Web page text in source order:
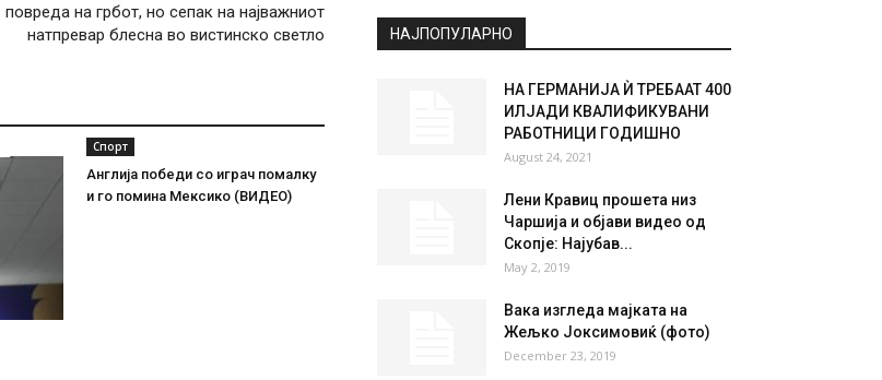
повреда на грбот, но сепак на најважниот
натпревар блесна во вистинско светло
Спорт
Англија победи со играч помалку
и го помина Мексико (ВИДЕО)
НАЈПОПУЛАРНО
НА ГЕРМАНИЈА Ѝ ТРЕБААТ 400
ИЛЈАДИ КВАЛИФИКУВАНИ
РАБОТНИЦИ ГОДИШНО
August 24, 2021
Лени Кравиц прошета низ
Чаршија и објави видео од
Скопје: Најубав...
May 2, 2019
Вака изгледа мајката на
Жељко Јоксимовиќ (фото)
December 23, 2019